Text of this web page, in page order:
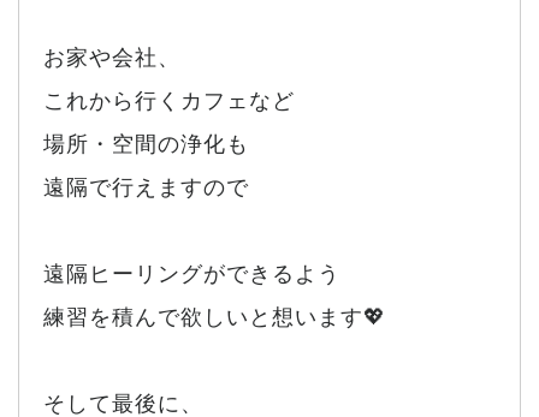
お家や会社、
これから行くカフェなど
場所・空間の浄化も
遠隔で行えますので
遠隔ヒーリングができるよう
練習を積んで欲しいと想います💖
そして最後に、